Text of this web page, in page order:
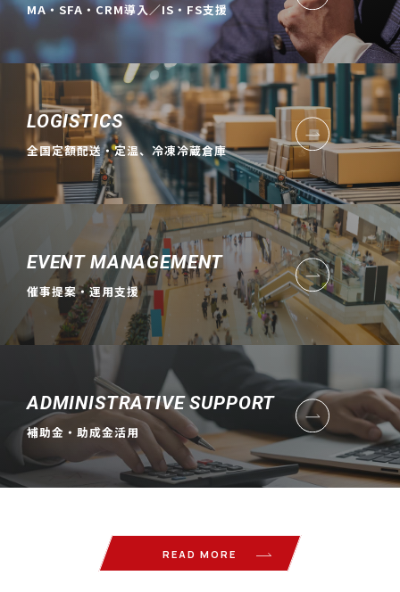
MA・SFA・CRM導入／IS・FS支援
LOGISTICS
全国定額配送・定温、冷凍冷蔵倉庫
EVENT MANAGEMENT
催事提案・運用支援
ADMINISTRATIVE SUPPORT
補助金・助成金活用
READ MORE